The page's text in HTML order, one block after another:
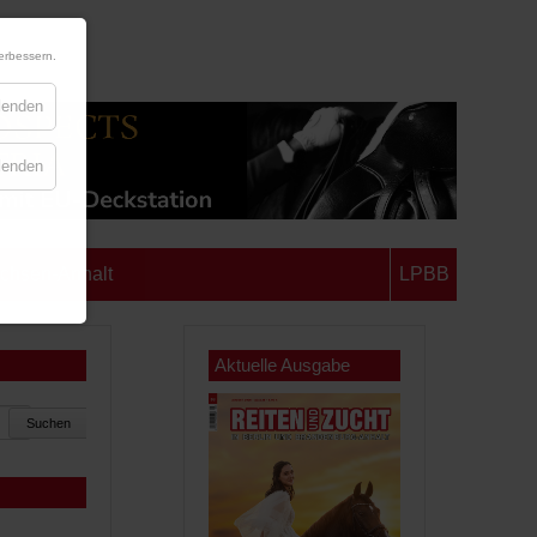
Anhalt LPBB
Suchen
Aktuelle Ausgabe